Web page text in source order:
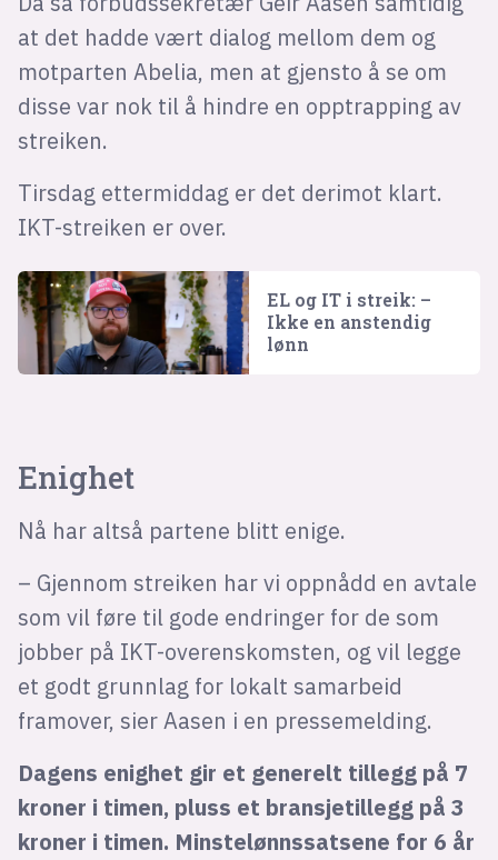
at det hadde vært dialog mellom dem og
motparten Abelia, men at gjensto å se om
disse var nok til å hindre en opptrapping av
streiken.
Tirsdag ettermiddag er det derimot klart.
IKT-streiken er over.
EL og IT i streik: –
Ikke en anstendig
lønn
Enighet
Nå har altså partene blitt enige.
– Gjennom streiken har vi oppnådd en avtale
som vil føre til gode endringer for de som
jobber på IKT-overenskomsten, og vil legge
et godt grunnlag for lokalt samarbeid
framover, sier Aasen i en pressemelding.
Dagens enighet gir et generelt tillegg på 7
kroner i timen, pluss et bransjetillegg på 3
kroner i timen. Minstelønnssatsene for 6 år